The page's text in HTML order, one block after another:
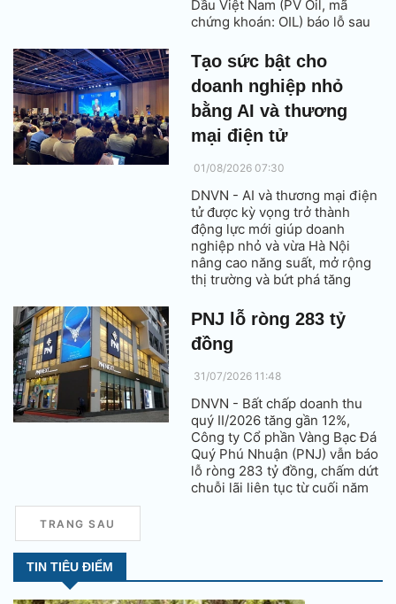
Dầu Việt Nam (PV Oil, mã
chứng khoán: OIL) báo lỗ sau
quý đầu tiên doanh nghiệp
thuộc Tập đoàn Công nghiệp -
Năng lượng Quốc gia Việt Nam
báo lỗ trong gần 4 năm, kể từ
quý III/2022.
Tạo sức bật cho
doanh nghiệp nhỏ
bằng AI và thương
mại điện tử
01/08/2026 07:30
DNVN - AI và thương mại điện
tử được kỳ vọng trở thành
động lực mới giúp doanh
nghiệp nhỏ và vừa Hà Nội
nâng cao năng suất, mở rộng
thị trường và bứt phá tăng
mục tiêu tăng trưởng hai con
số của Thủ đô.
PNJ lỗ ròng 283 tỷ
đồng
31/07/2026 11:48
DNVN - Bất chấp doanh thu
quý II/2026 tăng gần 12%,
Công ty Cổ phần Vàng Bạc Đá
Quý Phú Nhuận (PNJ) vẫn báo
lỗ ròng 283 tỷ đồng, chấm dứt
chuỗi lãi liên tục từ cuối năm
TRANG SAU
TIN TIÊU ĐIỂM